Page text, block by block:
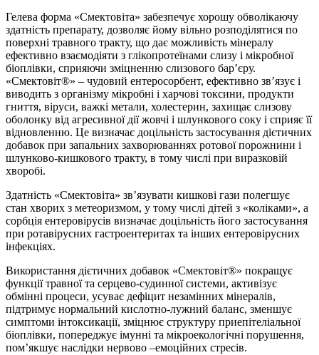
Гелева форма «Смектовіта» забезпечує хорошу обволікаючу
здатність препарату, дозволяє йому вільно розподілятися по
поверхні травного тракту, що дає можливість мінералу
ефективно взаємодіяти з глікопротеїнами слизу і мікробної
біоплівки, сприяючи зміцненню слизового бар’єру.
«Смектовіт®» – чудовий ентеросорбент, ефективно зв’язує і
виводить з організму мікробні і харчові токсини, продукти
гниття, віруси, важкі метали, холестерин, захищає слизову
оболонку від агресивної дії жовчі і шлункового соку і сприяє її
відновленню. Це визначає доцільність застосування дієтичних
добавок при запальних захворюваннях ротової порожнини і
шлунково-кишкового тракту, в тому числі при виразковій
хворобі.
Здатність «Смектовіта» зв’язувати кишкові гази полегшує
стан хворих з метеоризмом, у тому числі дітей з «коліками», а
сорбція ентеровірусів визначає доцільність його застосування
при ротавірусних гастроентеритах та інших ентеровірусних
інфекціях.
Використання дієтичних добавок «Смектовіт®» покращує
функції травної та серцево-судинної системи, активізує
обмінні процеси, усуває дефіцит незамінних мінералів,
підтримує нормальний кислотно-лужний баланс, зменшує
симптоми інтоксикації, зміцнює структуру приепітеліальної
біоплівки, попереджує імунні та мікроекологічні порушення,
пом’якшує наслідки нервово –емоційних стресів.